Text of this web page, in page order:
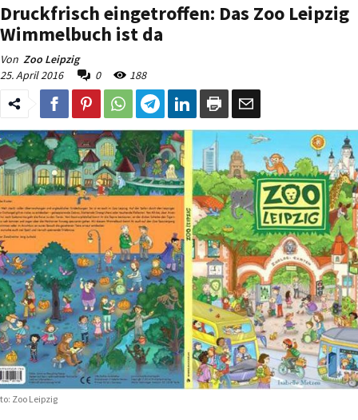
Druckfrisch eingetroffen: Das Zoo Leipzig
Wimmelbuch ist da
Von Zoo Leipzig
25. April 2016
0 188
Zoo Leipzig